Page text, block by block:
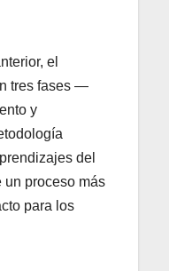
el
tres fases —
y
del
un proceso más
para los